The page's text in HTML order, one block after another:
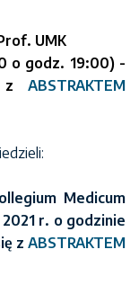
UMK
o godz. 19:00) -
z ABSTRAKTEM
Medicum
r. o godzinie
z ABSTRAKTEM